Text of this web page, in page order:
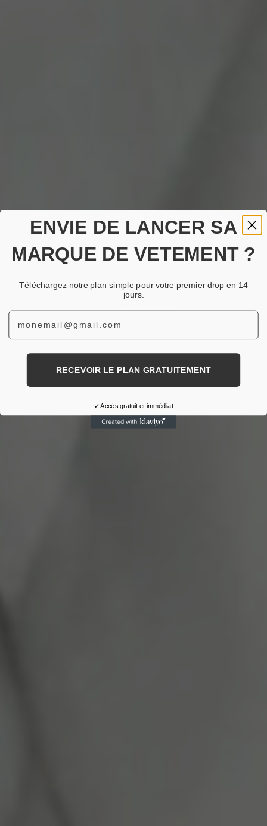
ENVIE DE LANCER SA
MARQUE DE VETEMENT ?
Téléchargez notre plan simple pour votre premier drop en 14
jours.
Email
RECEVOIR LE PLAN GRATUITEMENT
✓ Accès gratuit et immédiat